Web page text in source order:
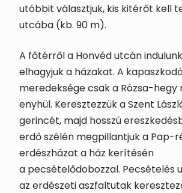
utóbbit választjuk, kis kitérőt kell
utcába (kb. 90 m).
A főtérről a Honvéd utcán
elhagyjuk a házakat. A
meredeksége csak a Rózsa-hegy
enyhül. Keresztezzük a Szent
gerincét, majd hosszú
erdő szélén megpillantjuk a Pap-
erdészházat a ház kerítésén
a pecsételődobozzal. Pecsételés
az erdészeti aszfaltutak